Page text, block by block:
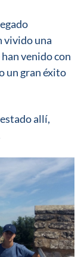
vivido una
venido con
un gran éxito
allí,